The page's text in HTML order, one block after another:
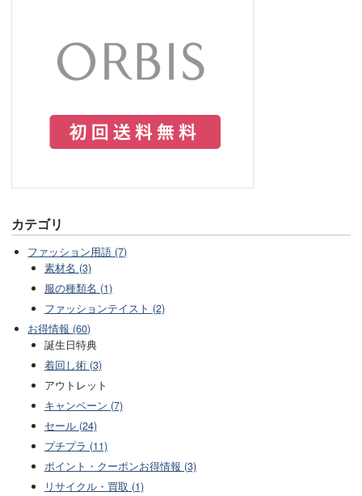
カテゴリ
ファッション用語 (7)
素材名 (3)
服の種類名 (1)
ファッションテイスト (2)
お得情報 (60)
誕生日特典
着回し術 (3)
アウトレット
キャンペーン (7)
セール (24)
プチプラ (11)
ポイント・クーポンお得情報 (3)
リサイクル・買取 (1)